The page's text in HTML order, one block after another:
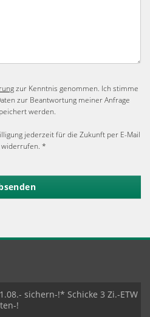
zur Kenntnis genommen. Ich stimme
zur Beantwortung meiner Anfrage
werden.
jederzeit für die Zukunft per E-Mail
widerrufen. *
sichern-!* Schicke 3 Zi.-ETW
!